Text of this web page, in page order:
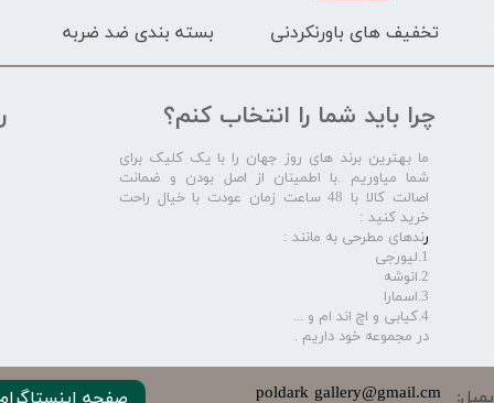
تخفیف های باورنکردنی بسته بندی ضد ضربه
چرا باید شما را انتخاب کنم؟
ما بهترین برند های روز جهان را با یک کلیک برای
شما میاوریم .با اطمینان از اصل بودن و ضمانت
اصالت کالا با 48 ساعت زمان عودت با خیال راحت
خرید کنید :
رندهای مطرحی به مانند :
1.لیورجی
2.انوشه
3.اسمارا
4.کیابی و اچ اند ام و ...
در مجموعه خود داریم .​​​​​​​
​​​poldark gallery@gmail.cm